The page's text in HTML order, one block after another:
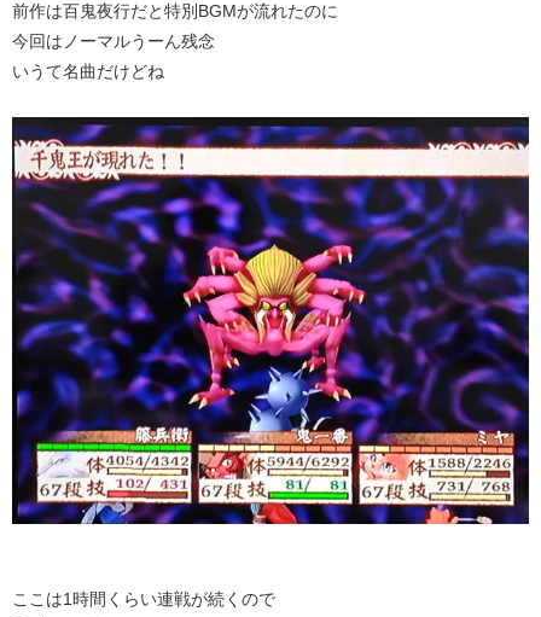
前作は百鬼夜行だと特別BGMが流れたのに
今回はノーマルうーん残念
いうて名曲だけどね
ここは1時間くらい連戦が続くので